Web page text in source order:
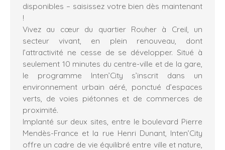
disponibles – saisissez votre bien dès maintenant
!
Vivez au cœur du quartier Rouher à Creil, un
secteur vivant, en plein renouveau, dont
l’attractivité ne cesse de se développer. Situé à
seulement 10 minutes du centre-ville et de la gare,
le programme Inten’City s’inscrit dans un
environnement urbain aéré, ponctué d’espaces
verts, de voies piétonnes et de commerces de
proximité.
Implanté sur deux sites, entre le boulevard Pierre
Mendès-France et la rue Henri Dunant, Inten’City
offre un cadre de vie équilibré entre ville et nature,